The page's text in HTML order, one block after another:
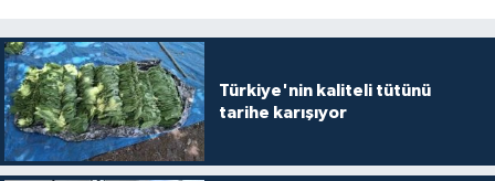
Türkiye'nin kaliteli tütünü
tarihe karışıyor